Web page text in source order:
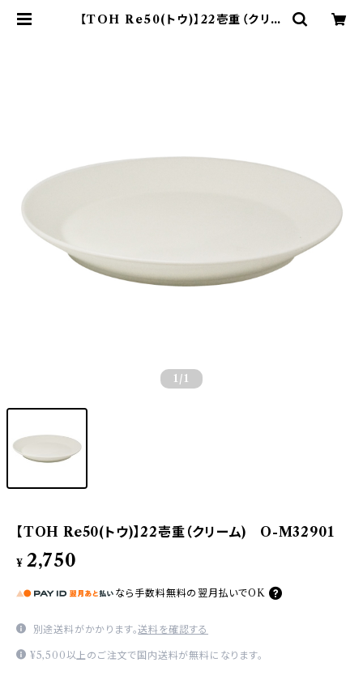
【TOH Re50(トウ)】22壱重（クリー
1 /1
【TOH Re50(トウ)】22壱重（クリーム) O-M32901
¥ 2,750
なら 手数料無料の 翌月払いでOK
別途送料がかかります。送料を確認する
¥5,500以上のご注文で国内送料が無料になります。